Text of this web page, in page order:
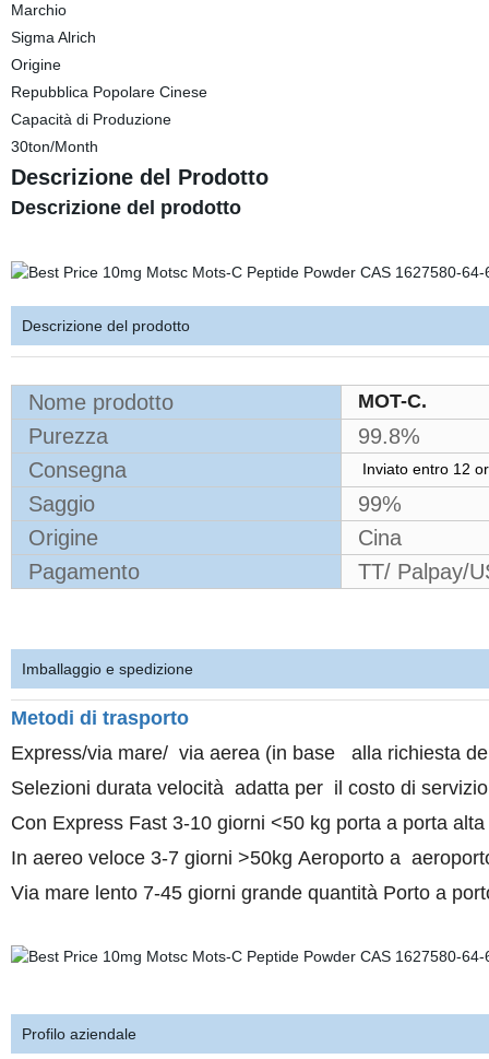
Marchio
Sigma Alrich
Origine
Repubblica Popolare Cinese
Capacità di Produzione
30ton/Month
Descrizione del Prodotto
Descrizione del prodotto
Descrizione del prodotto
Nome prodotto MOT-C.
Purezza
99.8%
Consegna
Inviato entro 12
Saggio
99%
Origine
Cina
Pagamento
TT/ Palpay/
Imballaggio e spedizione
Metodi di trasporto
Express/via mare/ via aerea (in base alla richiesta
Selezioni durata velocità adatta per il costo di
Con Express Fast 3-10 giorni <50 kg porta a porta alta
In aereo veloce 3-7 giorni >50kg Aeroporto a
Via mare lento 7-45 giorni grande quantità Porto a
Profilo aziendale